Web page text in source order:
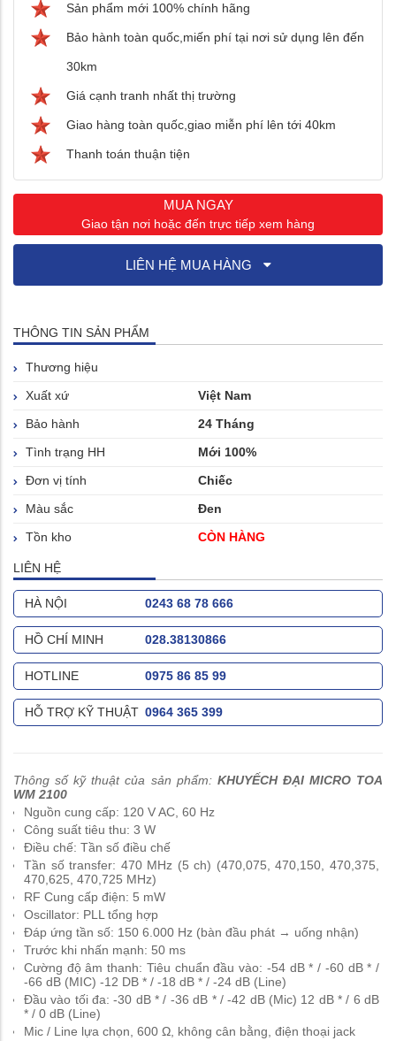
Sản phẩm mới 100% chính hãng
Bảo hành toàn quốc,miến phí tại nơi sử dụng lên đến
30km
Giá cạnh tranh nhất thị trường
Giao hàng toàn quốc,giao miễn phí lên tới 40km
Thanh toán thuận tiện
MUA NGAY
Giao tận nơi hoặc đến trực tiếp xem hàng
LIÊN HỆ MUA HÀNG
THÔNG TIN SẢN PHẨM
Thương hiệu
Xuất xứ
Việt Nam
Bảo hành
24 Tháng
Tình trạng HH
Mới 100%
Đơn vị tính
Chiếc
Màu sắc
Đen
Tồn kho
CÒN HÀNG
LIÊN HỆ
HÀ NỘI 0243 68 78 666
HỒ CHÍ MINH 028.38130866
HOTLINE 0975 86 85 99
HỖ TRỢ KỸ THUẬT 0964 365 399
Thông số kỹ thuật của sản phẩm: KHUYẾCH ĐẠI MICRO TOA
WM 2100
Nguồn cung cấp: 120 V AC, 60 Hz
Công suất tiêu thu: 3 W
Điều chế: Tần số điều chế
Tần số transfer: 470 MHz (5 ch) (470,075, 470,150, 470,375,
470,625, 470,725 MHz)
RF Cung cấp điện: 5 mW
Oscillator: PLL tổng hợp
Đáp ứng tần số: 150 6.000 Hz (bàn đầu phát → uống nhận)
Trước khi nhấn mạnh: 50 ms
Cường độ âm thanh: Tiêu chuẩn đầu vào: -54 dB * / -60 dB * /
-66 dB (MIC) -12 DB * / -18 dB * / -24 dB (Line)
Đầu vào tối đa: -30 dB * / -36 dB * / -42 dB (Mic) 12 dB * / 6 dB
* / 0 dB (Line)
Mic / Line lựa chọn, 600 Ω, không cân bằng, điện thoại jack